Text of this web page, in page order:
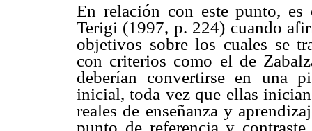
En relación con este punto,
Terigi (1997, p. 224) cuando
objetivos sobre los cuales se
con criterios como el de
deberían convertirse en una
inicial, toda vez que ellas
reales de enseñanza y
punto de referencia y